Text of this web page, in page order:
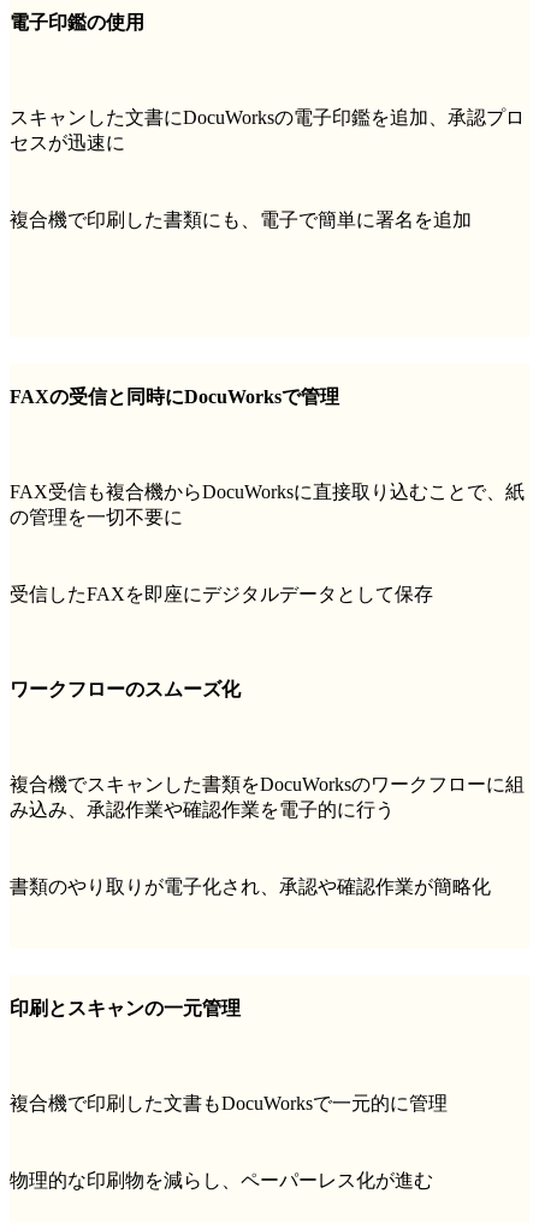
電子印鑑の使用
スキャンした文書にDocuWorksの電子印鑑を追加、承認プロ
セスが迅速に
複合機で印刷した書類にも、電子で簡単に署名を追加
FAXの受信と同時にDocuWorksで管理
FAX受信も複合機からDocuWorksに直接取り込むことで、紙
の管理を一切不要に
受信したFAXを即座にデジタルデータとして保存
ワークフローのスムーズ化
複合機でスキャンした書類をDocuWorksのワークフローに組
み込み、承認作業や確認作業を電子的に行う
書類のやり取りが電子化され、承認や確認作業が簡略化
印刷とスキャンの一元管理
複合機で印刷した文書もDocuWorksで一元的に管理
物理的な印刷物を減らし、ペーパーレス化が進む